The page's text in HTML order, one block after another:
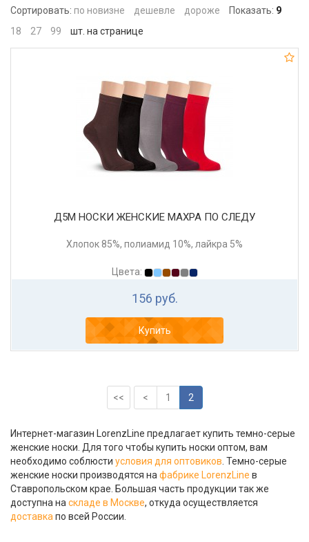
Сортировать: по новизне дешевле дороже Показать: 9
18
27 99 шт. на странице
Д5М НОСКИ ЖЕНСКИЕ МАХРА ПО СЛЕДУ
Хлопок 85%, полиамид 10%, лайкра 5%
Цвета:
156 руб.
Купить
<< < 1 2
Интернет-магазин LorenzLine предлагает купить темно-серые
женские носки. Для того чтобы купить носки оптом, вам
необходимо соблюсти условия для оптовиков. Темно-серые
женские носки производятся нафабрике LorenzLine в
Ставропольском крае. Большая часть продукции так же
доступна наскладе в Москве, откуда осуществляется
доставкапо всей России.